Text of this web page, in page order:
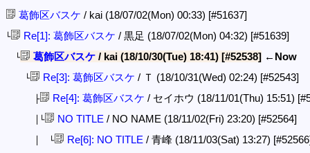
葛飾区バスケ / kai (18/07/02(Mon) 00:33) [#51637]
└ Re[1]: 葛飾区バスケ / 黒足 (18/07/02(Mon) 04:32) [#51639]
└ 葛飾区バスケ / kai (18/10/30(Tue) 18:41) [#52538] ←Now
└ Re[3]: 葛飾区バスケ / Ｔ (18/10/31(Wed) 02:24) [#52543]
├ Re[4]: 葛飾区バスケ / セイホウ (18/11/01(Thu) 15:51)
│└ NO TITLE / NO NAME (18/11/02(Fri) 23:20) [#52564]
│ └ Re[6]: NO TITLE / 青峰 (18/11/03(Sat) 13:27)